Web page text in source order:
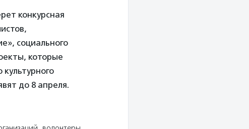
конкурсная
социального
которые
до 8 апреля.